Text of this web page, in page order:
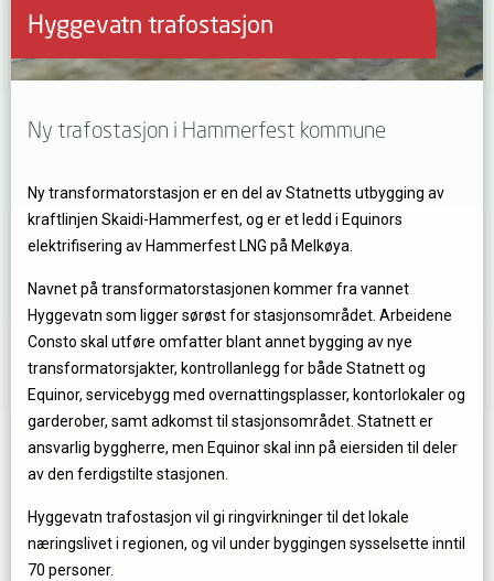
Hyggevatn trafostasjon
Ny trafostasjon i Hammerfest kommune
Ny transformatorstasjon er en del av Statnetts utbygging av
kraftlinjen Skaidi-Hammerfest, og er et ledd i Equinors
elektrifisering av Hammerfest LNG på Melkøya.
Navnet på transformatorstasjonen kommer fra vannet
Hyggevatn som ligger sørøst for stasjonsområdet. Arbeidene
Consto skal utføre omfatter blant annet bygging av nye
transformatorsjakter, kontrollanlegg for både Statnett og
Equinor, servicebygg med overnattingsplasser, kontorlokaler og
garderober, samt adkomst til stasjonsområdet. Statnett er
ansvarlig byggherre, men Equinor skal inn på eiersiden til deler
av den ferdigstilte stasjonen.
Hyggevatn trafostasjon vil gi ringvirkninger til det lokale
næringslivet i regionen, og vil under byggingen sysselsette inntil
70 personer.